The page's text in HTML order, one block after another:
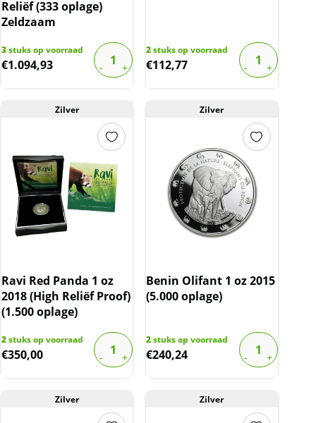
Reliëf (333 oplage)
Zeldzaam
3stuks op voorraad
€1.094,93
2stuks op voorraad
€112,77
Zilver
Ravi Red Panda 1 oz
2018 (High Reliëf Proof)
(1.500 oplage)
2stuks op voorraad
€350,00
Zilver
Benin Olifant 1 oz 2015
(5.000 oplage)
2stuks op voorraad
€240,24
Zilver Zilver